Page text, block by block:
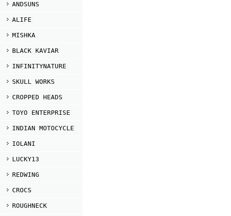
ANDSUNS
ALIFE
MISHKA
BLACK KAVIAR
INFINITYNATURE
SKULL WORKS
CROPPED HEADS
TOYO ENTERPRISE
INDIAN MOTOCYCLE
IOLANI
LUCKY13
REDWING
CROCS
ROUGHNECK